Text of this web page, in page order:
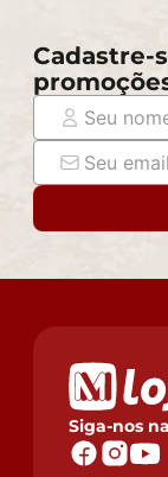
por elevadores,
evitando assim
com a entrega
Cadastre-
Siga-nos